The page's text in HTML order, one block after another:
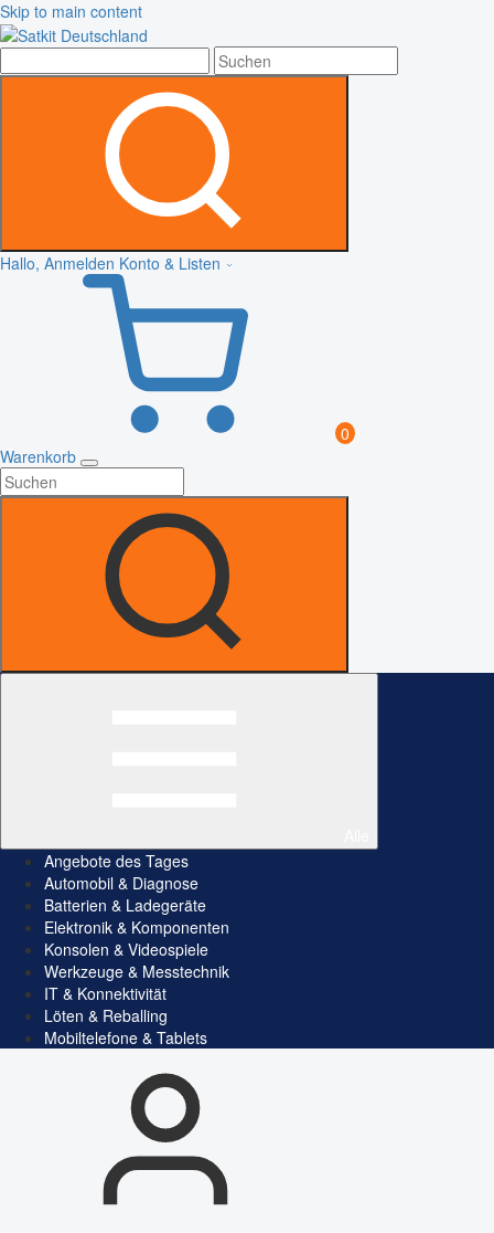
Skip to main content
Hallo, Anmelden Konto & Listen
0
Warenkorb
Angebote des Tages
Automobil & Diagnose
Batterien & Ladegeräte
Elektronik & Komponenten
Konsolen & Videospiele
Werkzeuge & Messtechnik
IT & Konnektivität
Löten & Reballing
Mobiltelefone & Tablets